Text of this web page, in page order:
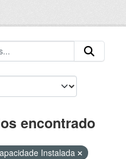
encontrado
Instalada